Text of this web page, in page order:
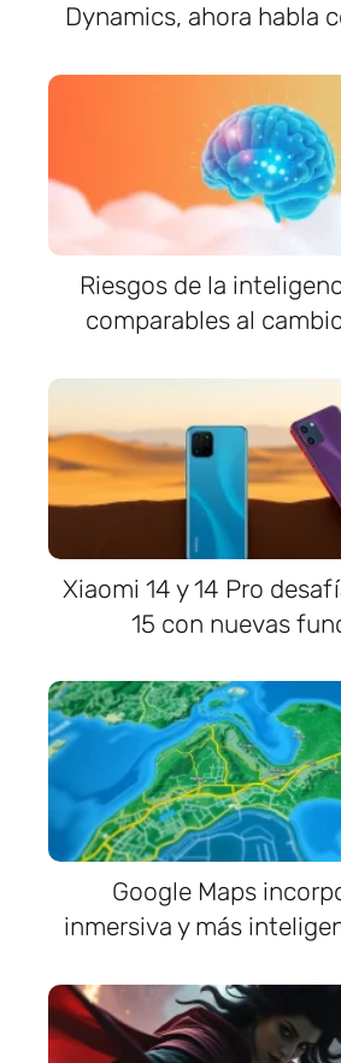
Dynamics, ahora habla
Riesgos de la
comparables al
Xiaomi 14 y 14 Pro
15 con nuevas
Google Maps
inmersiva y más